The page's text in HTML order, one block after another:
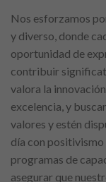
Nos esforzamos
y diverso, donde
oportunidad de
contribuir
valora la
excelencia, y
valores y estén
día con
programas de
asegurar que